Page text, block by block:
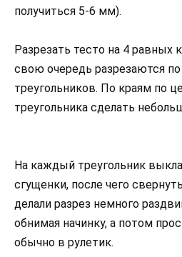
получиться 5-6 мм).
Разрезать тесто на 4 равных
свою очередь разрезаются
треугольников. По краям по
треугольника сделать
На каждый треугольник
сгущенки, после чего
делали разрез немного
обнимая начинку, а потом
обычно в рулетик.